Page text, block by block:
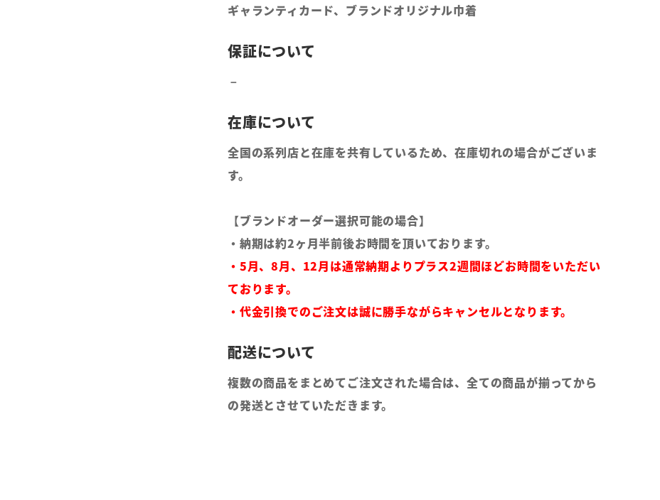
ギャランティカード、ブランドオリジナル巾着
全国の系列店と在庫を共有しているため、在庫切れの場合がございま
す。
【ブランドオーダー選択可能の場合】
・納期は約2ヶ月半前後お時間を頂いております。
・5月、8月、12月は通常納期よりプラス2週間ほどお時間をいただい
ております。
・代金引換でのご注文は誠に勝手ながらキャンセルとなります。
複数の商品をまとめてご注文された場合は、全ての商品が揃ってから
の発送とさせていただきます。